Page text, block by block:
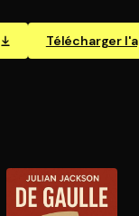
Télécharger